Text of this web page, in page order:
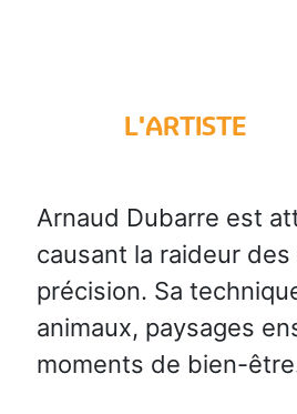
L'ARTISTE
Arnaud Dubarre est
causant la raideur
précision. Sa
animaux, paysages
moments de bien-